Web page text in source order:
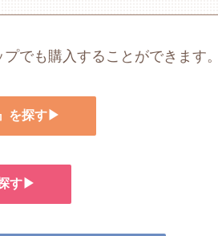
でも購入することができます。
を探す▶
す▶